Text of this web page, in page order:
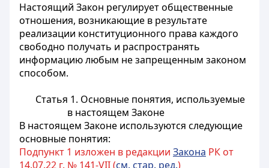
Настоящий Закон регулирует общественные
отношения, возникающие в результате
реализации конституционного права каждого
свободно получать и распространять
информацию любым не запрещенным законом
способом.
Статья 1. Основные понятия, используемые
в настоящем Законе
В настоящем Законе используются следующие
основные понятия:
Подпункт 1 изложен в редакции Закона РК от
14.07.22 г. № 141-VII (см. стар. ред.)